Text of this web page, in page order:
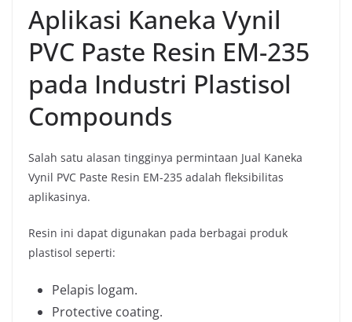
Aplikasi Kaneka Vynil
PVC Paste Resin EM-235
pada Industri Plastisol
Compounds
Salah satu alasan tingginya permintaan Jual Kaneka
Vynil PVC Paste Resin EM-235 adalah fleksibilitas
aplikasinya.
Resin ini dapat digunakan pada berbagai produk
plastisol seperti:
Pelapis logam.
Protective coating.